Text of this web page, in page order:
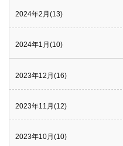
2024年2月(13)
2024年1月(10)
2023年12月(16)
2023年11月(12)
2023年10月(10)